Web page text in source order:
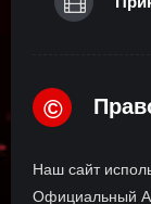
©
Наш сайт
Официальный